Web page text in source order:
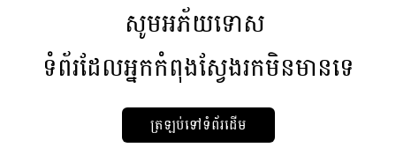
សូមអភ័យទោស
ទំព័រដែលអ្នកកំពុងស្វែងរកមិនមានទេ
ត្រឡប់ទៅទំព័រដើម